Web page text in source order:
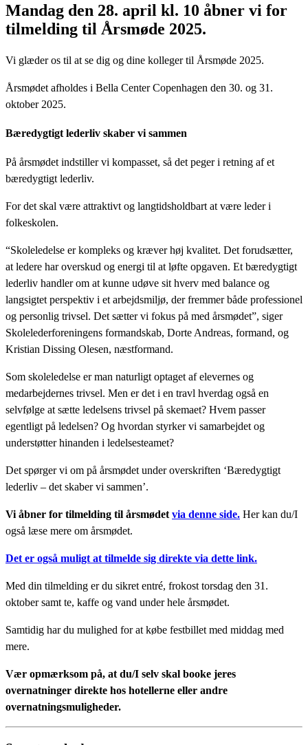
Mandag den 28. april kl. 10 åbner vi for
tilmelding til Årsmøde 2025.
Vi glæder os til at se dig og dine kolleger til Årsmøde 2025.
Årsmødet afholdes i Bella Center Copenhagen den 30. og 31.
oktober 2025.
Bæredygtigt lederliv skaber vi sammen
På årsmødet indstiller vi kompasset, så det peger i retning af et
bæredygtigt lederliv.
For det skal være attraktivt og langtidsholdbart at være leder i
folkeskolen.
“Skoleledelse er kompleks og kræver høj kvalitet. Det forudsætter,
at ledere har overskud og energi til at løfte opgaven. Et bæredygtigt
lederliv handler om at kunne udøve sit hverv med balance og
langsigtet perspektiv i et arbejdsmiljø, der fremmer både professionel
og personlig trivsel. Det sætter vi fokus på med årsmødet”, siger
Skolelederforeningens formandskab, Dorte Andreas, formand, og
Kristian Dissing Olesen, næstformand.
Som skoleledelse er man naturligt optaget af elevernes og
medarbejdernes trivsel. Men er det i en travl hverdag også en
selvfølge at sætte ledelsens trivsel på skemaet? Hvem passer
egentligt på ledelsen? Og hvordan styrker vi samarbejdet og
understøtter hinanden i ledelsesteamet?
Det spørger vi om på årsmødet under overskriften ‘Bæredygtigt
lederliv – det skaber vi sammen’.
Vi åbner for tilmelding til årsmødetvia denne side. Her kan du/I
også læse mere om årsmødet.
Det er også muligt at tilmelde sig direkte via dette link.
Med din tilmelding er du sikret entré, frokost torsdag den 31.
oktober samt te, kaffe og vand under hele årsmødet.
Samtidig har du mulighed for at købe festbillet med middag med
mere.
Vær opmærksom på, at du/I selv skal booke jeres
overnatninger direkte hos hotellerne eller andre
overnatningsmuligheder.